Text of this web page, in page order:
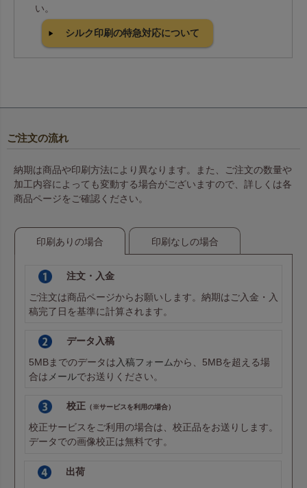
い。
シルク印刷の特急対応について
ご注文の流れ
納期は商品や印刷方法により異なります。また、ご注文の数量や
加工内容によっても変動する場合がございますので、詳しくは各
商品ページをご確認ください。
印刷ありの場合 印刷なしの場合
注文・入金
ご注文は商品ページからお願いします。納期はご入金・入
稿完了日を基準に計算されます。
データ入稿
5MBまでのデータは入稿フォームから、5MBを超える場
合はメールでお送りください。
校正（※サービスを利用の場合）
校正サービスをご利用の場合は、校正品をお送りします。
データでの画像校正は無料です。
出荷